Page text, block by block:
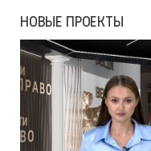
НОВЫЕ ПРОЕКТЫ